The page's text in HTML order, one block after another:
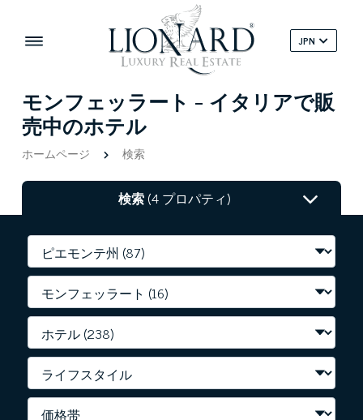
JPN
モンフェッラート - イタリアで販
売中のホテル
ホームページ 検索
検索(4 プロパティ)